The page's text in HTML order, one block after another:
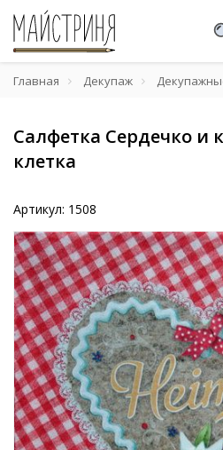
Главная Декупаж
Салфетка Сердечко и
клетка
Артикул: 1508